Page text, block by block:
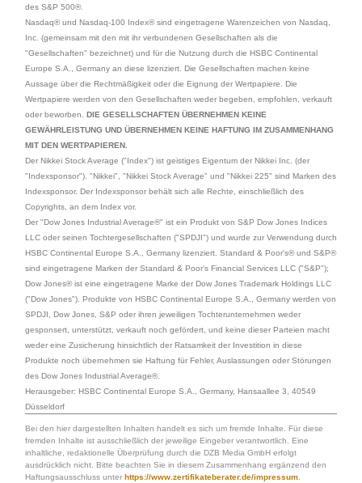
des S&P 500®.
Nasdaq® und Nasdaq-100 Index® sind eingetragene Warenzeichen von Nasdaq,
Inc. (gemeinsam mit den mit ihr verbundenen Gesellschaften als die
"Gesellschaften" bezeichnet) und für die Nutzung durch die HSBC Continental
Europe S.A., Germany an diese lizenziert. Die Gesellschaften machen keine
Aussage über die Rechtmäßigkeit oder die Eignung der Wertpapiere. Die
Wertpapiere werden von den Gesellschaften weder begeben, empfohlen, verkauft
oder beworben. DIE GESELLSCHAFTEN ÜBERNEHMEN KEINE
GEWÄHRLEISTUNG UND ÜBERNEHMEN KEINE HAFTUNG IM ZUSAMMENHANG
MIT DEN WERTPAPIEREN.
Der Nikkei Stock Average ("Index") ist geistiges Eigentum der Nikkei Inc. (der
"Indexsponsor"). "Nikkei", "Nikkei Stock Average" und "Nikkei 225" sind Marken des
Indexsponsor. Der Indexsponsor behält sich alle Rechte, einschließlich des
Copyrights, an dem Index vor.
Der "Dow Jones Industrial Average®" ist ein Produkt von S&P Dow Jones Indices
LLC oder seinen Tochtergesellschaften ("SPDJI") und wurde zur Verwendung durch
HSBC Continental Europe S.A., Germany lizenziert. Standard & Poor's® und S&P®
sind eingetragene Marken der Standard & Poor's Financial Services LLC ("S&P");
Dow Jones® ist eine eingetragene Marke der Dow Jones Trademark Holdings LLC
("Dow Jones"). Produkte von HSBC Continental Europe S.A., Germany werden von
SPDJI, Dow Jones, S&P oder ihren jeweiligen Tochterunternehmen weder
gesponsert, unterstützt, verkauft noch gefördert, und keine dieser Parteien macht
weder eine Zusicherung hinsichtlich der Ratsamkeit der Investition in diese
Produkte noch übernehmen sie Haftung für Fehler, Auslassungen oder Störungen
des Dow Jones Industrial Average®.
Herausgeber: HSBC Continental Europe S.A., Germany, Hansaallee 3, 40549
Düsseldorf
Bei den hier dargestellten Inhalten handelt es sich um fremde Inhalte. Für diese
fremden Inhalte ist ausschließlich der jeweilige Eingeber verantwortlich. Eine
inhaltliche, redaktionelle Überprüfung durch die DZB Media GmbH erfolgt
ausdrücklich nicht. Bitte beachten Sie in diesem Zusammenhang ergänzend den
Haftungsausschluss unter https://www.zertifikateberater.de/impressum.